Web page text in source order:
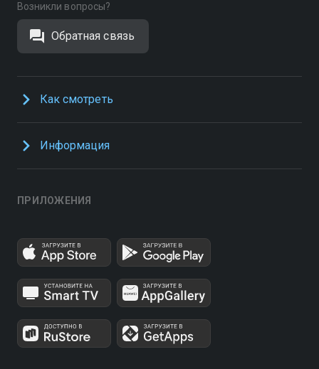
Возникли вопросы?
Обратная связь
Как смотреть
Информация
ПРИЛОЖЕНИЯ